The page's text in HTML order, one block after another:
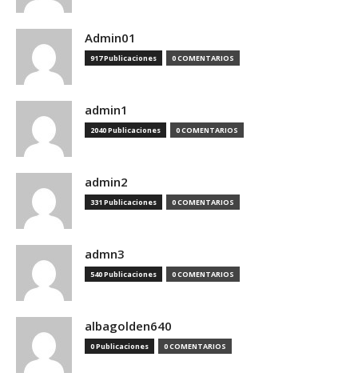
Admin01
917 Publicaciones 0 COMENTARIOS
admin1
2040 Publicaciones 0 COMENTARIOS
admin2
331 Publicaciones 0 COMENTARIOS
admn3
540 Publicaciones 0 COMENTARIOS
albagolden640
0 Publicaciones 0 COMENTARIOS